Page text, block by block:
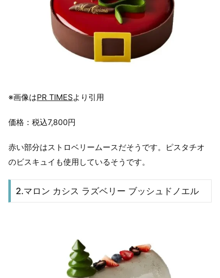
※画像はPR TIMESより引用
価格：税込7,800円
赤い部分はストロベリームースだそうです。ピスタチオ
のビスキュイも使用しているそうです。
2.マロン カシス ラズベリー ブッシュドノエル